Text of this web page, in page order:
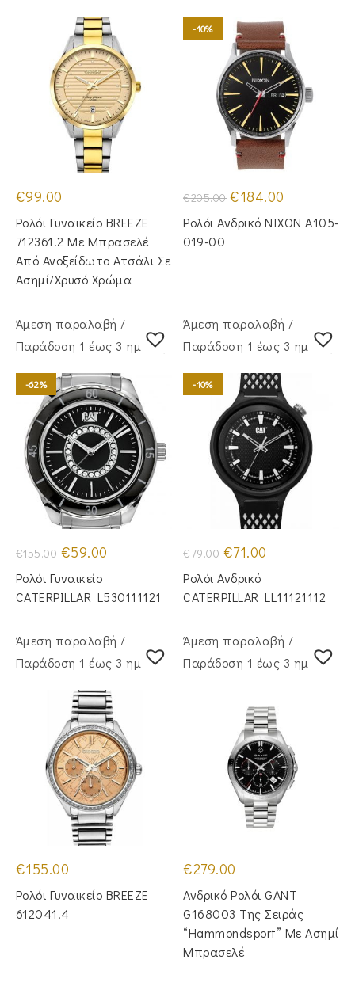
€99.00
Ρολόι Γυναικείο BREEZE
712361.2 Με Μπρασελέ
Από Ανοξείδωτο Ατσάλι Σε
Ασημί/Χρυσό Χρώμα
-10%
€205.00 Original
price
was:
€205.00.
€184.00
τιμή
είναι:
Ρολόι Ανδρικό NIXON A105-
019-00
Άμεση παραλαβή /
Παράδoση 1 έως 3 ημέρες
-62%
€155.00 Original
price
€155.00.
€59.00
€59.00.
Ρολόι Γυναικείο
CATERPILLAR L530111121
Άμεση παραλαβή /
Παράδoση 1 έως 3 ημέρες
-10%
€79.00 Original
price
was:
€79.00.
€71.00
€71.00.
Ρολόι Ανδρικό
CATERPILLAR LL11121112
Άμεση παραλαβή /
Παράδoση 1 έως 3 ημέρες
€155.00
Ρολόι Γυναικείο BREEZE
612041.4
Άμεση παραλαβή /
Παράδoση 1 έως 3 ημέρες
€279.00
Ανδρικό Ρολόι GANT
G168003 Της Σειράς
“Hammondsport” Με Ασημί
Μπρασελέ